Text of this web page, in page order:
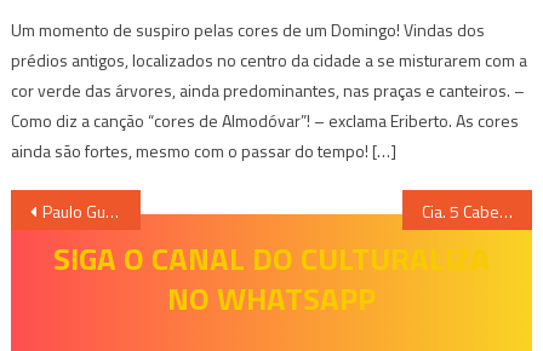
Um momento de suspiro pelas cores de um Domingo! Vindas dos
prédios antigos, localizados no centro da cidade a se misturarem com a
cor verde das árvores, ainda predominantes, nas praças e canteiros. –
Como diz a canção “cores de Almodóvar”! – exclama Eriberto. As cores
ainda são fortes, mesmo com o passar do tempo! […]
Navegação
Paulo Gustavo traz “Minha Mãe é Uma Peça” mais uma vez em BH e lota KM de Vantagens Hall Cia. 5 Cabeças encerra temporada de Estreia
SIGA O CANAL DO CULTURALIZA
NO WHATSAPP